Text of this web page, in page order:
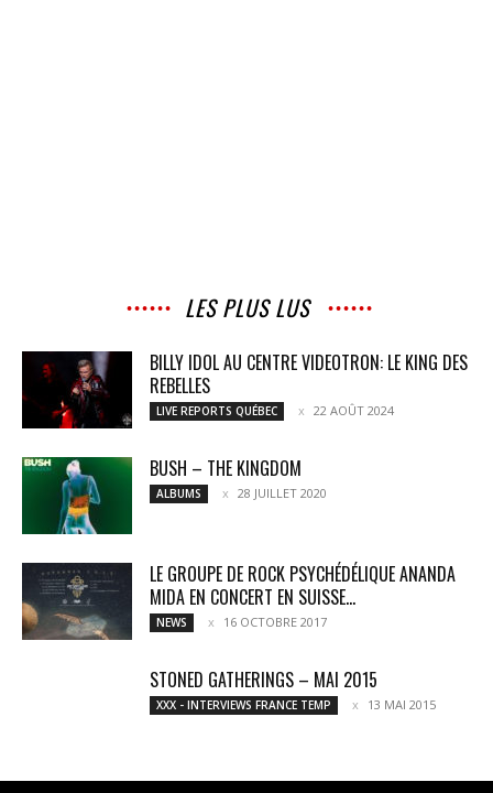
LES PLUS LUS
BILLY IDOL AU CENTRE VIDEOTRON: LE KING DES
REBELLES
LIVE REPORTS QUÉBEC 22 AOÛT 2024
BUSH – THE KINGDOM
ALBUMS 28 JUILLET 2020
LE GROUPE DE ROCK PSYCHÉDÉLIQUE ANANDA
MIDA EN CONCERT EN SUISSE...
NEWS 16 OCTOBRE 2017
STONED GATHERINGS – MAI 2015
XXX - INTERVIEWS FRANCE TEMP 13 MAI 2015